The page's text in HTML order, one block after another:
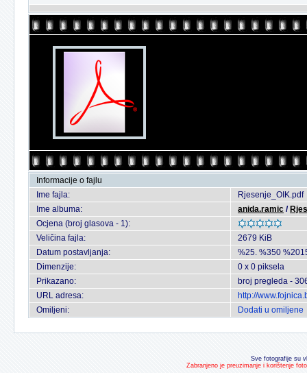
Informacije o fajlu
Ime fajla:
Rjesenje_OIK.pdf
Ime albuma:
anida.ramic /
Ocjena (broj glasova - 1):
Veličina fajla:
2679 KiB
Datum postavljanja:
%25. %350
Dimenzije:
0 x 0 piksela
Prikazano:
broj pregleda -
URL adresa:
http://
Omiljeni:
Dodati u omiljene
Sve fotografije su
Zabranjeno je preuzimanje i korištenje